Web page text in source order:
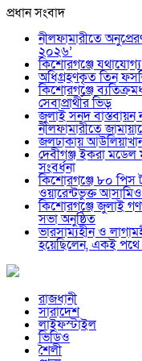
প্রধান সংবাদ
নীলফামারীতে
২০২৬’
কিশোরগঞ্জে
অধিগ্রহণকৃত তিন
কিশোরগঞ্জে
সেবাপ্রার্থীর ভিড়
জুলাই সনদ
নীলফামারীতে
জলঢাকায়
দেবীগঞ্জ ইকরা মডেল
সংবর্ধনা
কিশোরগঞ্জে ৮০ পিস
ওয়ারেন্টভুক্ত
কিশোরগঞ্জে জুলাই
সভা অনুষ্ঠিত
ভারসাম্যহীন ও
হয়েছিলেন, একই পথে
রাজধানী
সারাদেশ
লাইফস্টাইল
ভিডিও
শৈলী